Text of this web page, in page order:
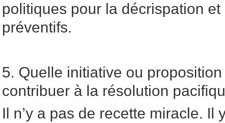
politiques pour la décrispation et
préventifs.
5. Quelle initiative ou proposition
contribuer à la résolution
Il n’y a pas de recette miracle. Il